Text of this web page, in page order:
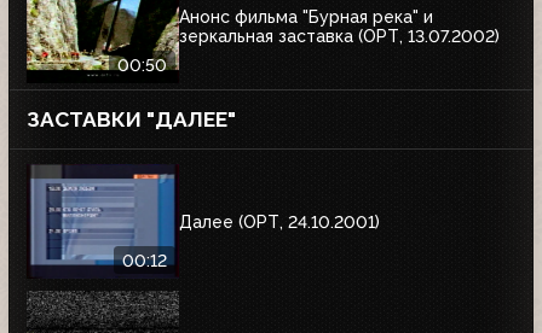
00:50
Анонс фильма "Бурная река" и
зеркальная заставка (ОРТ, 13.07.2002)
ЗАСТАВКИ "ДАЛЕЕ"
00:12
Далее (ОРТ, 24.10.2001)